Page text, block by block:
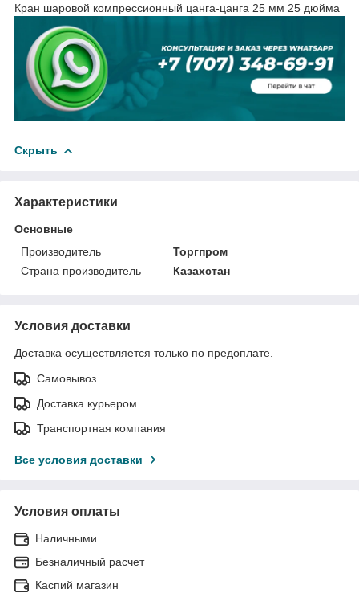
Кран шаровой компрессионный цанга-цанга 25 мм 25 дюйма
Скрыть
Характеристики
Основные
Производитель
Торгпром
Страна производитель
Казахстан
Условия доставки
Доставка осуществляется только по предоплате.
Самовывоз
Доставка курьером
Транспортная компания
Все условия доставки
Условия оплаты
Наличными
Безналичный расчет
Каспий магазин